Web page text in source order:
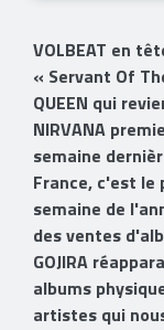
VOLBEAT en
« Servant Of
QUEEN qui
NIRVANA
semaine
France, c'est
semaine de
des ventes
GOJIRA
albums
artistes qui